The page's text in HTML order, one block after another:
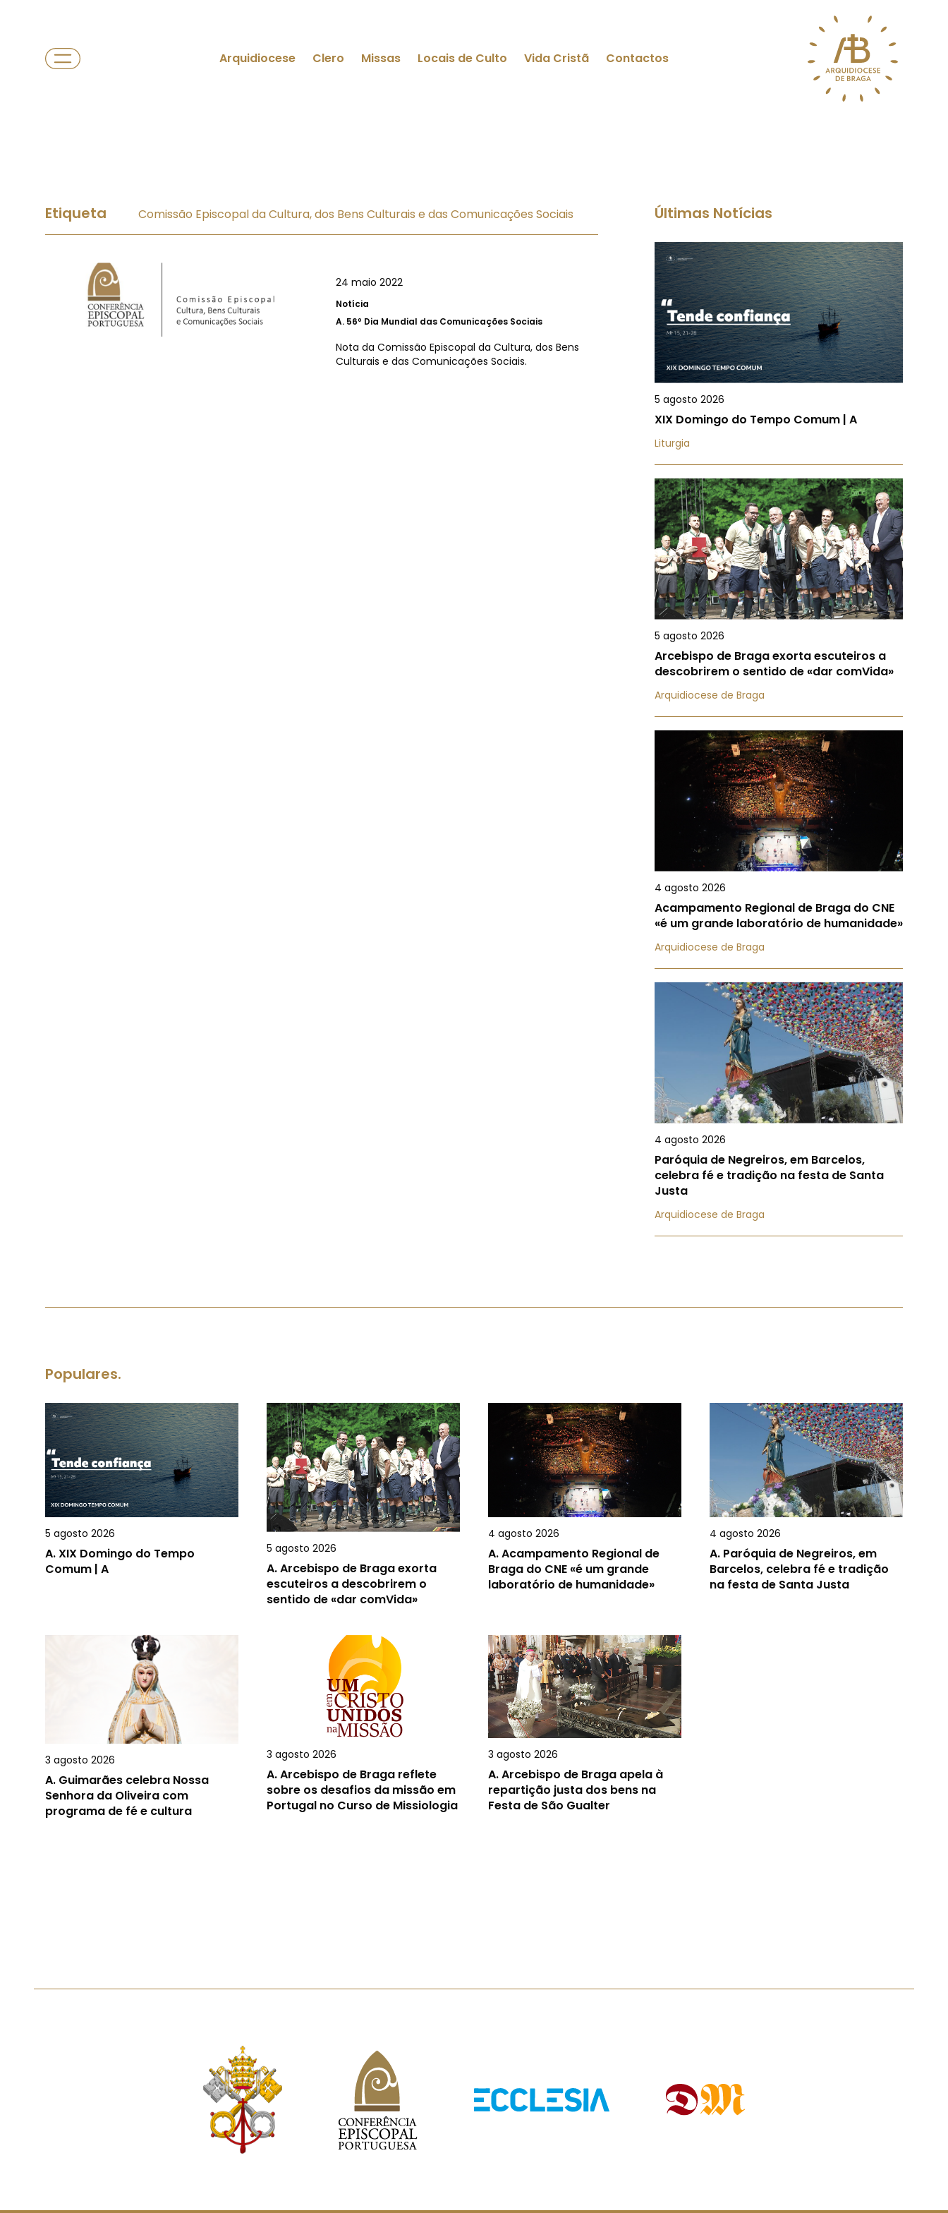
Arquidiocese Clero Missas Locais de Culto Vida Cristã Contactos
Etiqueta Comissão Episcopal da Cultura, dos Bens Culturais e das Comunicações Sociais
24 maio 2022
Notícia
A. 56º Dia Mundial das Comunicações Sociais
Nota da Comissão Episcopal da Cultura, dos Bens
Culturais e das Comunicações Sociais.
Últimas Notícias
5 agosto 2026
XIX Domingo do Tempo Comum | A
Liturgia
5 agosto 2026
Arcebispo de Braga exorta escuteiros a
descobrirem o sentido de «dar comVida»
Arquidiocese de Braga
4 agosto 2026
Acampamento Regional de Braga do CNE
«é um grande laboratório de humanidade»
Arquidiocese de Braga
4 agosto 2026
Paróquia de Negreiros, em Barcelos,
celebra fé e tradição na festa de Santa
Justa
Arquidiocese de Braga
Populares.
5 agosto 2026
A.XIX Domingo do Tempo
Comum | A
5 agosto 2026
A.Arcebispo de Braga exorta
escuteiros a descobrirem o
sentido de «dar comVida»
4 agosto 2026
A.Acampamento Regional de
Braga do CNE «é um grande
laboratório de humanidade»
4 agosto 2026
A. Paróquia de Negreiros, em
Barcelos, celebra fé e tradição
na festa de Santa Justa
3 agosto 2026
A. Guimarães celebra Nossa
Senhora da Oliveira com
programa de fé e cultura
3 agosto 2026
A.Arcebispo de Braga reflete
sobre os desafios da missão em
Portugal no Curso de Missiologia
3 agosto 2026
A.Arcebispo de Braga apela à
repartição justa dos bens na
Festa de São Gualter